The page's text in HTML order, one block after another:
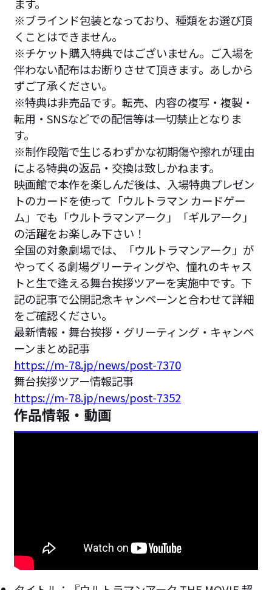
ます。
※ブラインド包装となっており、種類をお選び頂
くことはできません。
※チケット購入特典ではございません。ご入場を
伴わない配布はお断りさせて頂きます。あしから
ずご了承ください。
※特典は非売品です。転売、内容の複写・複製・
転用・SNSなどでの配信等は一切禁止となりま
す。
※制作段階で生じるわずかな初期傷や擦れが理由
による特典の返品・交換は致しかねます。
映画館で本作を楽しんだ後は、入場特典プレゼン
トのカードを使って「ウルトラマン カードゲー
ム」でも「ウルトラマンアーク」「ギルアーク」
の活躍をお楽しみ下さい！
全国の対象劇場では、「ウルトラマンアーク」が
やってくる劇場グリーティングや、憧れのキャス
トと生で逢える舞台挨拶ツアーを実施中です。下
記の記事で公開記念キャンペーンと合わせて詳細
をご確認ください。
最新情報・舞台挨拶・グリーティング・キャンペ
ーンまとめ記事
https://m-78.jp/news/post-7370
舞台挨拶ツアー情報記事
https://m-78.jp/news/post-7352
作品情報・動画